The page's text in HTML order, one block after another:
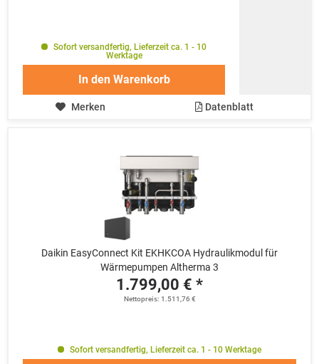
Sofort versandfertig, Lieferzeit ca. 1 - 10
Werktage
In den Warenkorb
Merken Datenblatt
Daikin EasyConnect Kit EKHKCOA Hydraulikmodul für
Wärmepumpen Altherma 3
1.799,00 € *
Nettopreis: 1.511,76 €
Sofort versandfertig, Lieferzeit ca. 1 - 10 Werktage